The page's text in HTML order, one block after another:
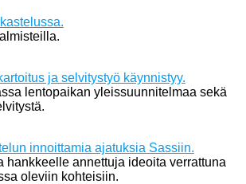
ja selvitystyö käynnistyy.
lentopaikan yleissuunnitelmaa sekä
innoittamia ajatuksia Sassiin.
hankkeelle annettuja ideoita verrattuna
oleviin kohteisiin.